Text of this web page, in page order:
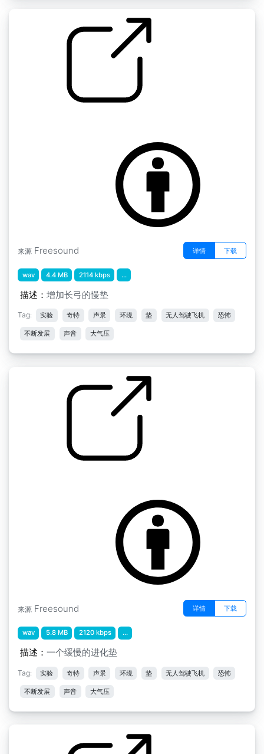
来源 Freesound 详情 下载
wav 4.4 MB 2114 kbps ...
描述： 增加长弓的慢垫
Tag: 实验 奇特 声景 环境 垫 无人驾驶飞机 恐怖
不断发展 声音 大气压
来源 Freesound 详情 下载
wav 5.8 MB 2120 kbps ...
描述： 一个缓慢的进化垫
Tag: 实验 奇特 声景 环境 垫 无人驾驶飞机 恐怖
不断发展 声音 大气压